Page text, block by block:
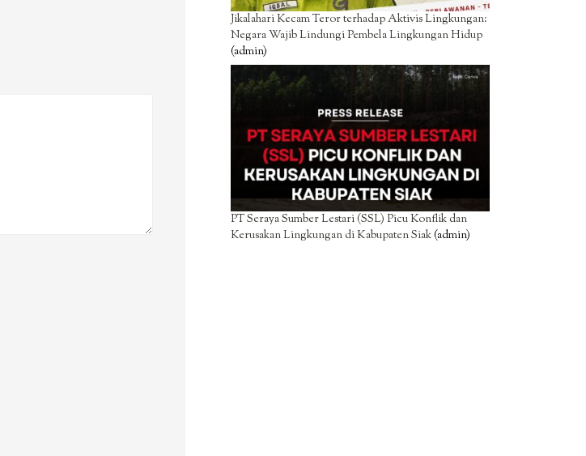
Jikalahari Kecam Teror terhadap Aktivis Lingkungan:
Negara Wajib Lindungi Pembela Lingkungan Hidup
(admin)
PT Seraya Sumber Lestari (SSL) Picu Konflik dan
Kerusakan Lingkungan di Kabupaten Siak(admin)